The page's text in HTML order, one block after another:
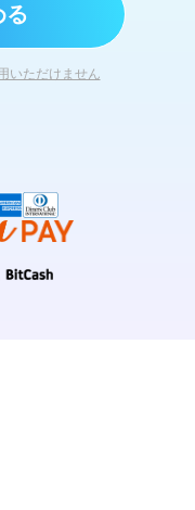
る
いただけません